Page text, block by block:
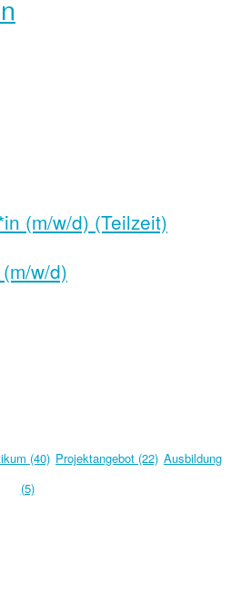
(m/w/d) (Teilzeit)
w/d)
(40) Projektangebot (22) Ausbildung
(5)